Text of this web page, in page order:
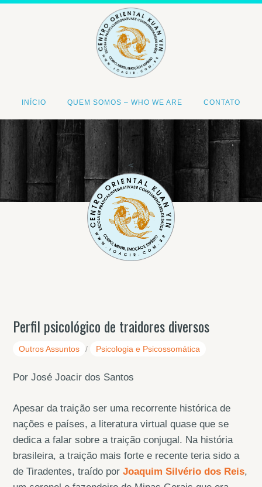
INÍCIO QUEM SOMOS – WHO WE ARE CONTATO
<
Perfil psicológico de traidores diversos
Outros Assuntos / Psicologia e Psicossomática
Por José Joacir dos Santos
Apesar da traição ser uma recorrente histórica de
nações e países, a literatura virtual quase que se
dedica a falar sobre a traição conjugal. Na história
brasileira, a traição mais forte e recente teria sido a
de Tiradentes, traído porJoaquim Silvério dos Reis,